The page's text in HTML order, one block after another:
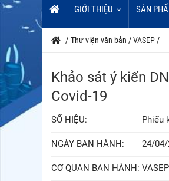
GIỚI THIỆU SẢN
/ Thư viện văn bản /VASEP /
Khảo sát ý kiến
Covid-19
SỐ HIỆU: Phiếu
NGÀY BAN HÀNH: 24/04/
CƠ QUAN BAN HÀNH: VASEP